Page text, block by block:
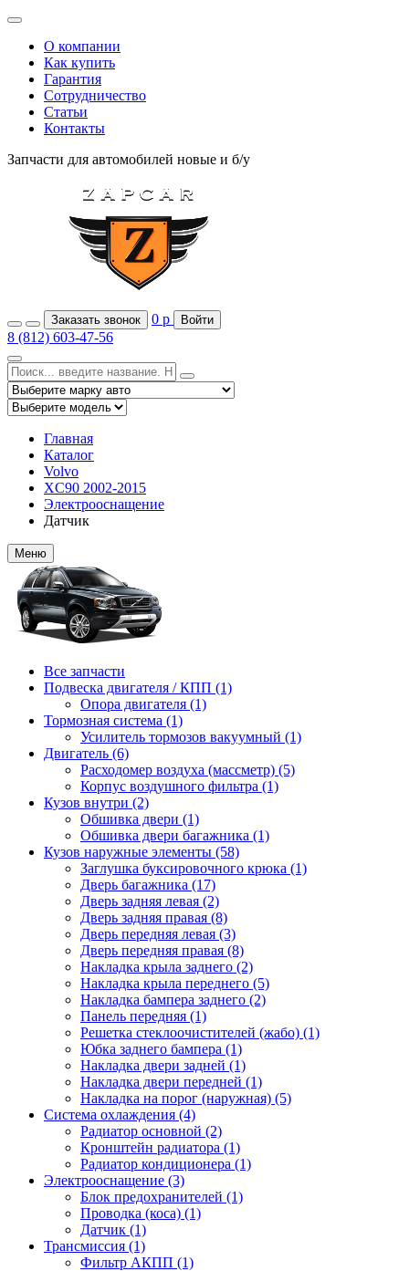
О компании
Как купить
Гарантия
Сотрудничество
Статьи
Контакты
Запчасти для автомобилей новые и б/у
Заказать звонок 0 р Войти
8 (812) 603-47-56
Главная
Каталог
Volvo
XC90 2002-2015
Электрооснащение
Датчик
Меню
Все запчасти
Подвеска двигателя / КПП (1)
Опора двигателя (1)
Тормозная система (1)
Усилитель тормозов вакуумный (1)
Двигатель (6)
Расходомер воздуха (массметр) (5)
Корпус воздушного фильтра (1)
Кузов внутри (2)
Обшивка двери (1)
Обшивка двери багажника (1)
Кузов наружные элементы (58)
Заглушка буксировочного крюка (1)
Дверь багажника (17)
Дверь задняя левая (2)
Дверь задняя правая (8)
Дверь передняя левая (3)
Дверь передняя правая (8)
Накладка крыла заднего (2)
Накладка крыла переднего (5)
Накладка бампера заднего (2)
Панель передняя (1)
Решетка стеклоочистителей (жабо) (1)
Юбка заднего бампера (1)
Накладка двери задней (1)
Накладка двери передней (1)
Накладка на порог (наружная) (5)
Система охлаждения (4)
Радиатор основной (2)
Кронштейн радиатора (1)
Радиатор кондиционера (1)
Электрооснащение (3)
Блок предохранителей (1)
Проводка (коса) (1)
Датчик (1)
Трансмиссия (1)
Фильтр АКПП (1)